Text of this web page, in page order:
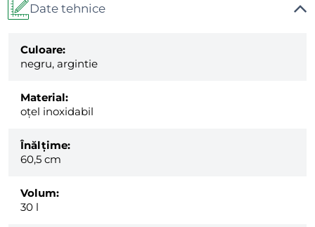
Date tehnice
Culoare:
negru, argintie
Material:
oțel inoxidabil
Înălțime:
60,5 cm
Volum:
30 l